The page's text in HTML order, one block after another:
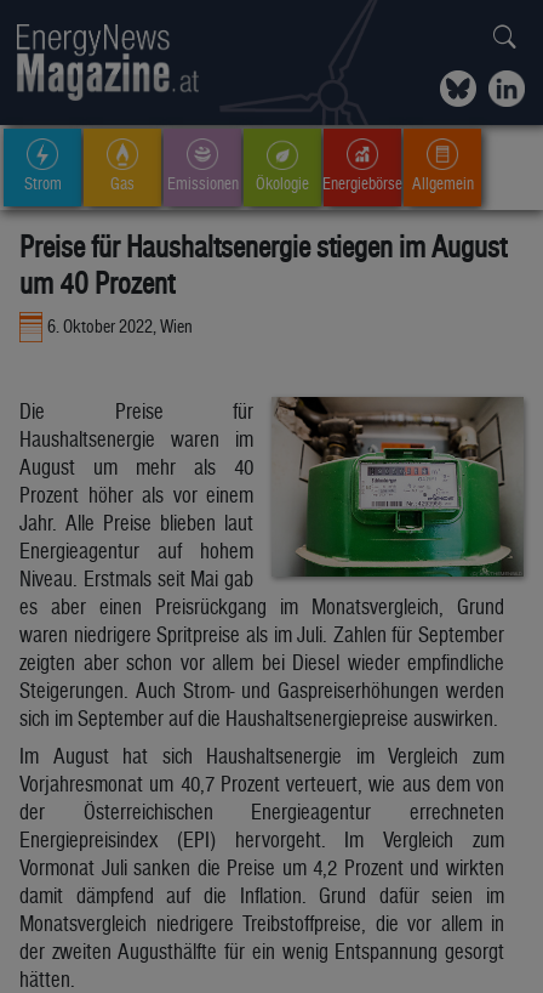
Strom Gas Emissionen Ökologie Energiebörse Allgemein
Preise für Haushaltsenergie stiegen im August
um 40 Prozent
6. Oktober 2022, Wien
Die Preise für
Haushaltsenergie waren im
August um mehr als 40
Prozent höher als vor einem
Jahr. Alle Preise blieben laut
Energieagentur auf hohem
Niveau. Erstmals seit Mai gab
es aber einen Preisrückgang im Monatsvergleich, Grund
waren niedrigere Spritpreise als im Juli. Zahlen für September
zeigten aber schon vor allem bei Diesel wieder empfindliche
Steigerungen. Auch Strom- und Gaspreiserhöhungen werden
sich im September auf die Haushaltsenergiepreise auswirken.
Im August hat sich Haushaltsenergie im Vergleich zum
Vorjahresmonat um 40,7 Prozent verteuert, wie aus dem von
der Österreichischen Energieagentur errechneten
Energiepreisindex (EPI) hervorgeht. Im Vergleich zum
Vormonat Juli sanken die Preise um 4,2 Prozent und wirkten
damit dämpfend auf die Inflation. Grund dafür seien im
Monatsvergleich niedrigere Treibstoffpreise, die vor allem in
der zweiten Augusthälfte für ein wenig Entspannung gesorgt
hätten.